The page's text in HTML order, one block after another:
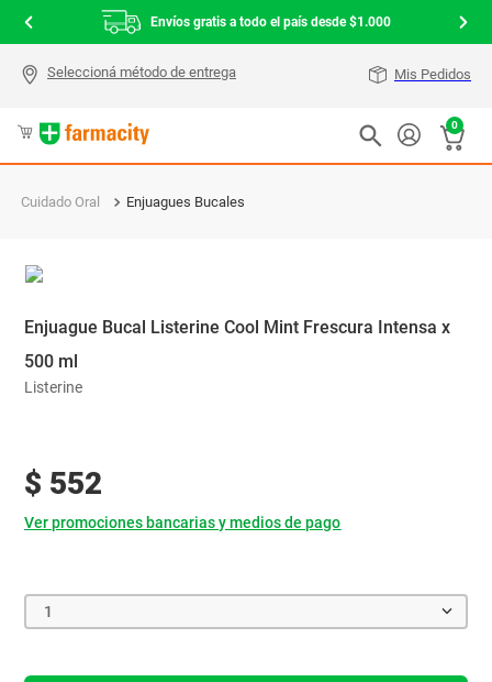
Envíos gratis a todo el país desde $1.000
Mis Pedidos
0
Cuidado Oral Enjuagues Bucales
Enjuague Bucal Listerine Cool Mint Frescura Intensa x
500 ml
Listerine
$ 552
Ver promociones bancarias y medios de pago
1